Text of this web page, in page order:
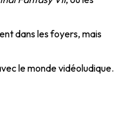
dans les foyers, mais
le monde vidéoludique.